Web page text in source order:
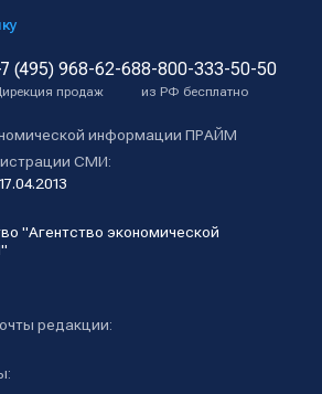
(495) 968-62-68
продаж
8-800-333-50-50
из РФ бесплатно
информации ПРАЙМ
СМИ:
"Агентство экономической
редакции: